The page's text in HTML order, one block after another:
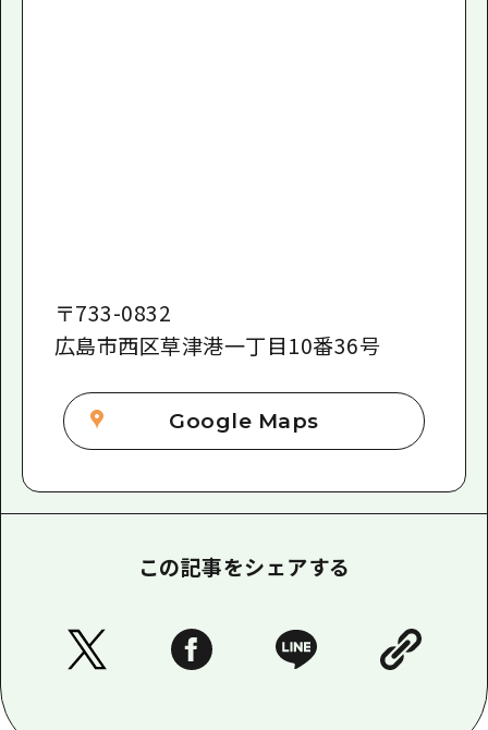
〒733-0832
広島市西区草津港一丁目10番36号
Google Maps
この記事をシェアする